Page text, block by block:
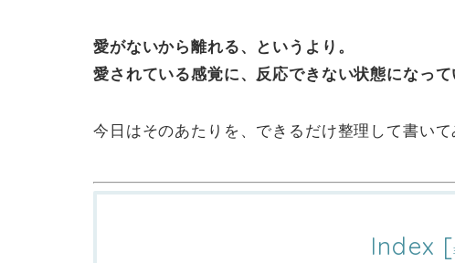
愛がないから離れる、というより。
愛されている感覚に、反応できない状態になって
今日はそのあたりを、できるだけ整理して書いて
Index [